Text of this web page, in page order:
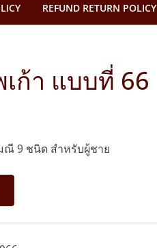
REFUND RETURN POLICY
ก้า แบบที่ 66
9 ชนิด สำหรับผู้ชาย